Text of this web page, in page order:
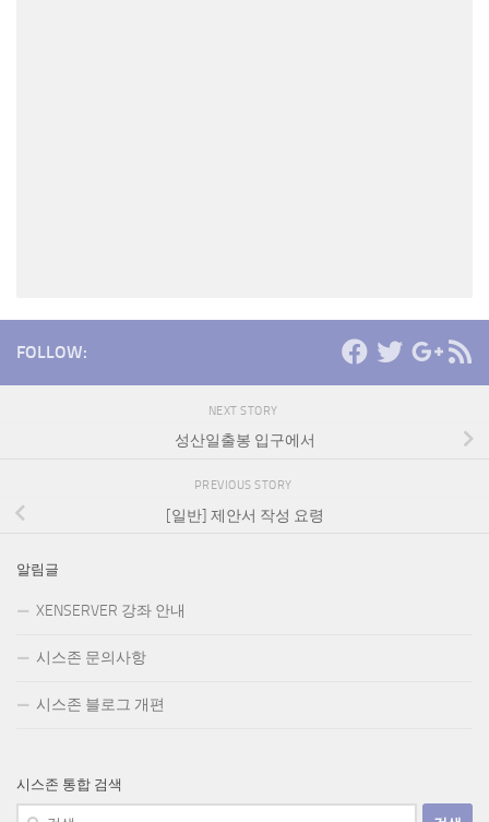
FOLLOW:
NEXT STORY
성산일출봉 입구에서
PREVIOUS STORY
[일반] 제안서 작성 요령
알림글
XENSERVER 강좌 안내
시스존 문의사항
시스존 블로그 개편
시스존 통합 검색
검